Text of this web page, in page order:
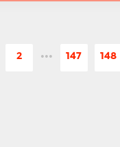
2 ••• 147 148